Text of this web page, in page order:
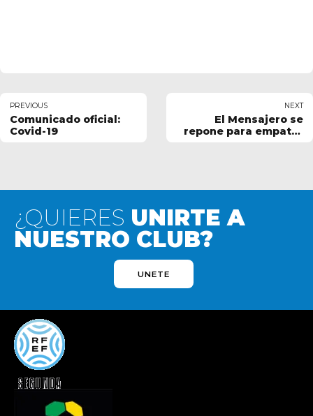
PREVIOUS
Comunicado oficial:
Covid-19
NEXT
El Mensajero se
repone para empatar
¿QUIERES UNIRTE A
NUESTRO CLUB?
UNETE